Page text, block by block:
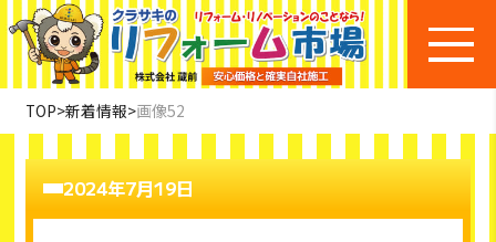
TOP>新着情報>画像52
2024年7月19日